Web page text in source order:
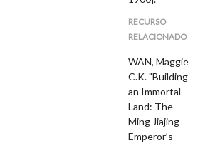
RECURSO
RELACIONADO
WAN, Maggie
C.K. "Building
an Immortal
Land: The
Ming Jiajing
Emperor’s